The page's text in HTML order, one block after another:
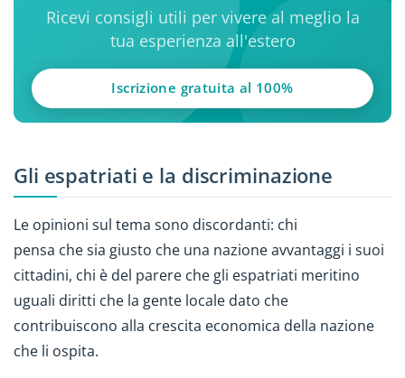
Ricevi consigli utili per vivere al meglio la
tua esperienza all'estero
Iscrizione gratuita al 100%
Gli espatriati e la discriminazione
Le opinioni sul tema sono discordanti: chi
pensa che sia giusto che una nazione avvantaggi i suoi
cittadini, chi è del parere che gli espatriati meritino
uguali diritti che la gente locale dato che
contribuiscono alla crescita economica della nazione
che li ospita.